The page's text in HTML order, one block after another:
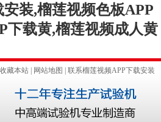
装,榴莲视频色板APP
下载黄,榴莲视频成人黄
收藏本站 网站地图 联系榴莲视频APP下载安装